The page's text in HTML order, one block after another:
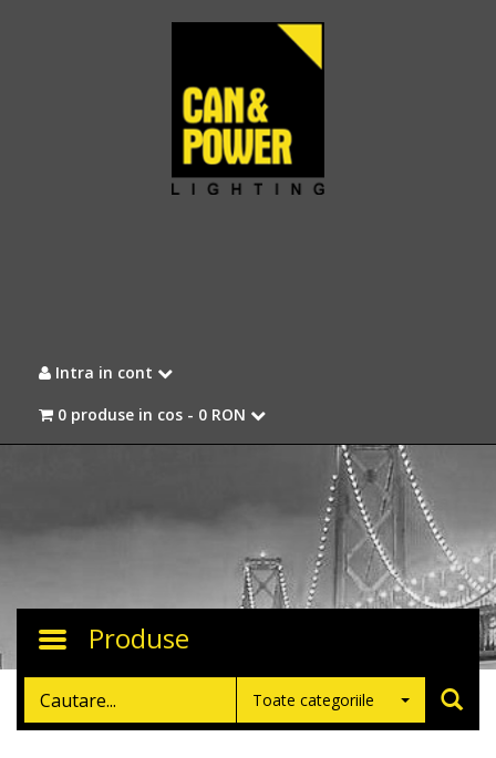
Intra in cont
0 produse in cos - 0 RON
Toggle
Produse
Toate categoriile